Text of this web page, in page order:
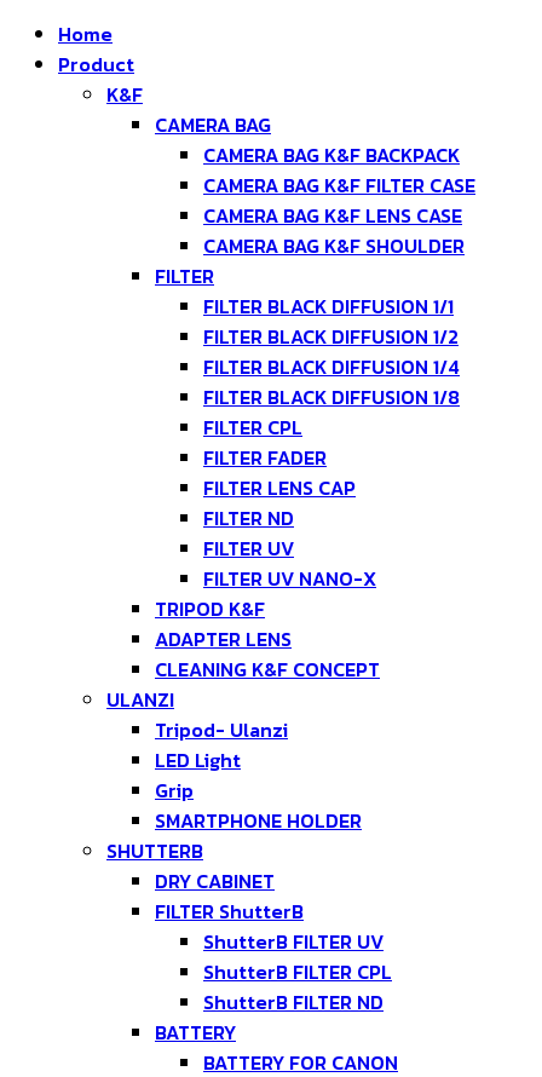
Home
Product
K&F
CAMERA BAG
CAMERA BAG K&F BACKPACK
CAMERA BAG K&F FILTER CASE
CAMERA BAG K&F LENS CASE
CAMERA BAG K&F SHOULDER
FILTER
FILTER BLACK DIFFUSION 1/1
FILTER BLACK DIFFUSION 1/2
FILTER BLACK DIFFUSION 1/4
FILTER BLACK DIFFUSION 1/8
FILTER CPL
FILTER FADER
FILTER LENS CAP
FILTER ND
FILTER UV
FILTER UV NANO-X
TRIPOD K&F
ADAPTER LENS
CLEANING K&F CONCEPT
ULANZI
Tripod- Ulanzi
LED Light
Grip
SMARTPHONE HOLDER
SHUTTERB
DRY CABINET
FILTER ShutterB
ShutterB FILTER UV
ShutterB FILTER CPL
ShutterB FILTER ND
BATTERY
BATTERY FOR CANON